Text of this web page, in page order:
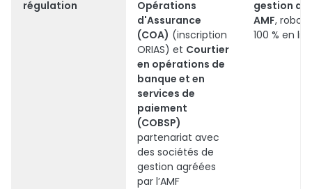
régulation
Opérations
d'Assurance
(COA) (inscription
ORIAS) et Courtier
en opérations de
banque et en
services de
paiement
(COBSP)
partenariat avec
des sociétés de
gestion agréées
par l’AMF
gestion
AMF, robo-
100 % en